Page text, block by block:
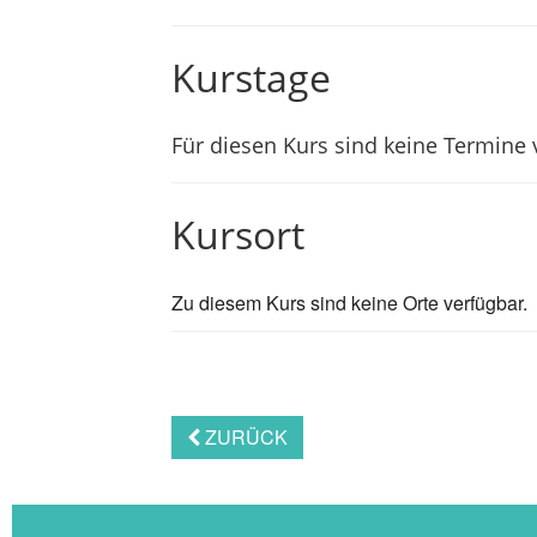
Kurstage
Für diesen Kurs sind keine Termine
Kursort
Zu diesem Kurs sind keine Orte verfügbar.
ZURÜCK